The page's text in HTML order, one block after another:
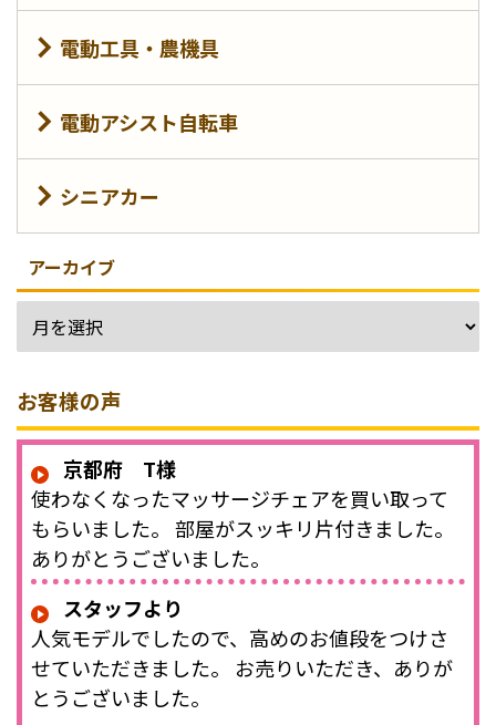
電動工具・農機具
電動アシスト自転車
シニアカー
アーカイブ
お客様の声
京都府 T様
使わなくなったマッサージチェアを買い取って
もらいました。 部屋がスッキリ片付きました。
ありがとうございました。
スタッフより
人気モデルでしたので、高めのお値段をつけさ
せていただきました。 お売りいただき、ありが
とうございました。